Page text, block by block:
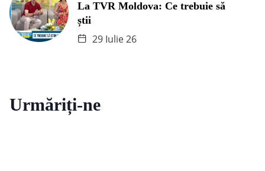
La TVR Moldova: Ce trebuie să
știi
29 Iulie 26
Urmăriți-ne